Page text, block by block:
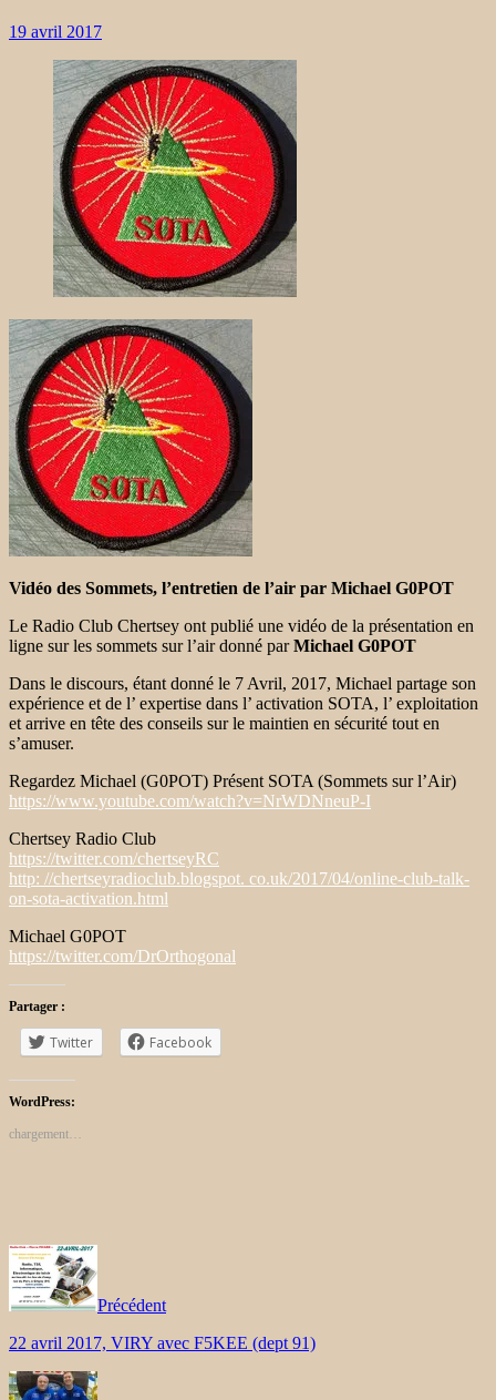
19 avril 2017
Vidéo des Sommets, l’entretien de l’air par Michael G0POT
Le Radio Club Chertsey ont publié une vidéo de la présentation en
ligne sur les sommets sur l’air donné parMichael G0POT
Dans le discours, étant donné le 7 Avril, 2017, Michael partage son
expérience et de l’ expertise dans l’ activation SOTA, l’ exploitation
et arrive en tête des conseils sur le maintien en sécurité tout en
s’amuser.
Regardez Michael (G0POT) Présent SOTA (Sommets sur l’Air)
https://www.youtube.com/watch?v=NrWDNneuP-I
Chertsey Radio Club
https://twitter.com/chertseyRC
http: //chertseyradioclub.blogspot. co.uk/2017/04/online-club-talk-
on-sota-activation.html
Michael G0POT
https://twitter.com/DrOrthogonal
Partager :
Twitter Facebook
WordPress:
chargement…
Précédent
22 avril 2017, VIRY avec F5KEE (dept 91)